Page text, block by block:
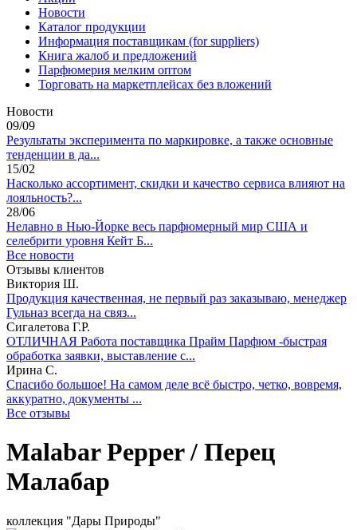
Новости
Каталог продукции
Информация поставщикам (for suppliers)
Книга жалоб и предложений
Парфюмерия мелким оптом
Торговать на маркетплейсах без вложений
Новости
09/09
Результаты эксперимента по маркировке, а также основные
тенденции в да...
15/02
Насколько ассортимент, скидки и качество сервиса влияют на
лояльность?...
28/06
Нелавно в Нью-Йорке весь парфюмерный мир США и
селебрити уровня Кейт Б...
Все новости
Отзывы клиентов
Виктория Ш.
Продукция качественная, не первый раз заказываю, менеджер
Гульназ всегда на связ...
Сигалетова Г.Р.
ОТЛИЧНАЯ Работа поставщика Прайм Парфюм -быстрая
обработка заявки, выставление с...
Ирина С.
Спасибо большое! На самом деле всё быстро, четко, вовремя,
аккуратно, документы ...
Все отзывы
Malabar Pepper / Перец
Малабар
коллекция "Дары Природы"